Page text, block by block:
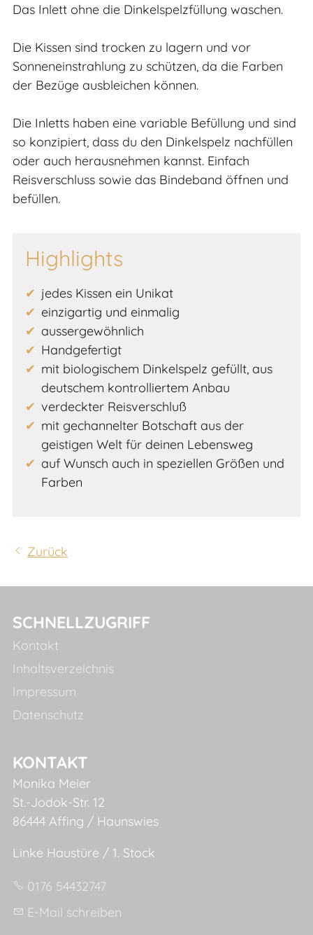
Das Inlett ohne die Dinkelspelzfüllung waschen.
Die Kissen sind trocken zu lagern und vor
Sonneneinstrahlung zu schützen, da die Farben
der Bezüge ausbleichen können.
Die Inletts haben eine variable Befüllung und sind
so konzipiert, dass du den Dinkelspelz nachfüllen
oder auch herausnehmen kannst. Einfach
Reisverschluss sowie das Bindeband öffnen und
befüllen.
Highlights
jedes Kissen ein Unikat
einzigartig und einmalig
aussergewöhnlich
Handgefertigt
mit biologischem Dinkelspelz gefüllt, aus
deutschem kontrolliertem Anbau
verdeckter Reisverschluß
mit gechannelter Botschaft aus der
geistigen Welt für deinen Lebensweg
auf Wunsch auch in speziellen Größen und
Farben
Zurück
SCHNELLZUGRIFF
Kontakt
Inhaltsverzeichnis
Impressum
Datenschutz
KONTAKT
Monika Meier
St.-Jodok-Str. 12
86444 Affing / Haunswies
Linke Haustüre / 1. Stock
0176 54432747
E-Mail schreiben